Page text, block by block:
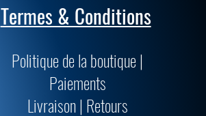
Termes & Conditions
Politique de la boutique |
Paiements
Livraison | Retours